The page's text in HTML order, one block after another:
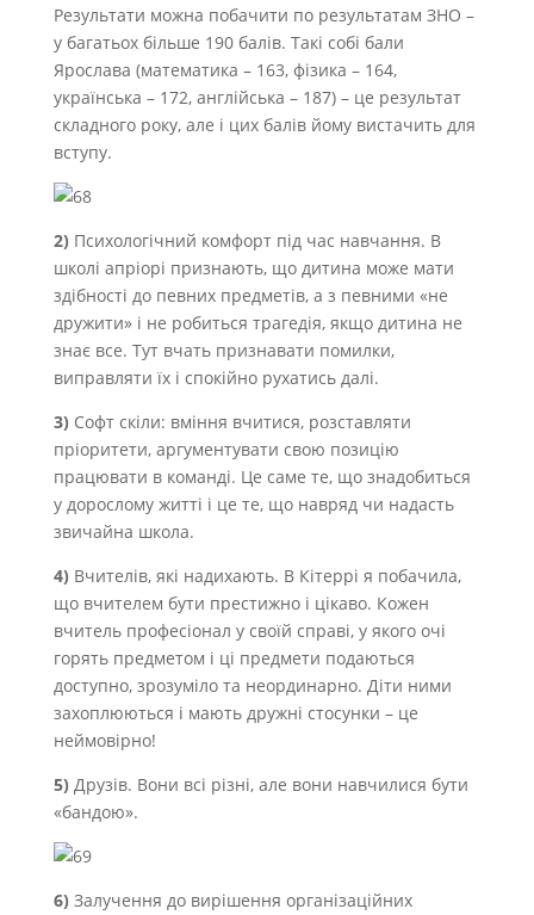
Результати можна побачити по результатам ЗНО –
у багатьох більше 190 балів. Такі собі бали
Ярослава (математика – 163, фізика – 164,
українська – 172, англійська – 187) – це результат
складного року, але і цих балів йому вистачить для
вступу.
2) Психологічний комфорт під час навчання. В
школі апріорі признають, що дитина може мати
здібності до певних предметів, а з певними «не
дружити» і не робиться трагедія, якщо дитина не
знає все. Тут вчать признавати помилки,
виправляти їх і спокійно рухатись далі.
3) Софт скіли: вміння вчитися, розставляти
пріоритети, аргументувати свою позицію
працювати в команді. Це саме те, що знадобиться
у дорослому житті і це те, що навряд чи надасть
звичайна школа.
4) Вчителів, які надихають. В Кітеррі я побачила,
що вчителем бути престижно і цікаво. Кожен
вчитель професіонал у своїй справі, у якого очі
горять предметом і ці предмети подаються
доступно, зрозуміло та неординарно. Діти ними
захоплюються і мають дружні стосунки – це
неймовірно!
5) Друзів. Вони всі різні, але вони навчилися бути
«бандою».
6) Залучення до вирішення організаційних